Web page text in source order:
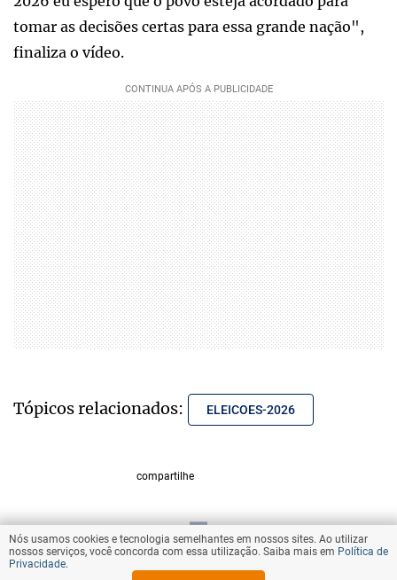
tomar as decisões certas para essa grande nação",
finaliza o vídeo.
Tópicos relacionados: ELEICOES-2026
compartilhe
VOLTAR AO TOPO
Nós usamos cookies e tecnologia semelhantes em nossos sites. Ao utilizar
nossos serviços, você concorda com essa utilização. Saiba mais em Política de
Privacidade.